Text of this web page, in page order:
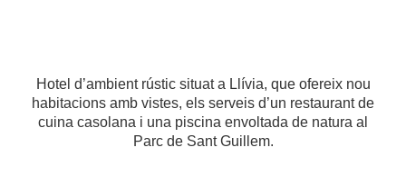
Hotel d’ambient rústic situat a Llívia, que ofereix nou
habitacions amb vistes, els serveis d’un restaurant de
cuina casolana i una piscina envoltada de natura al
Parc de Sant Guillem.